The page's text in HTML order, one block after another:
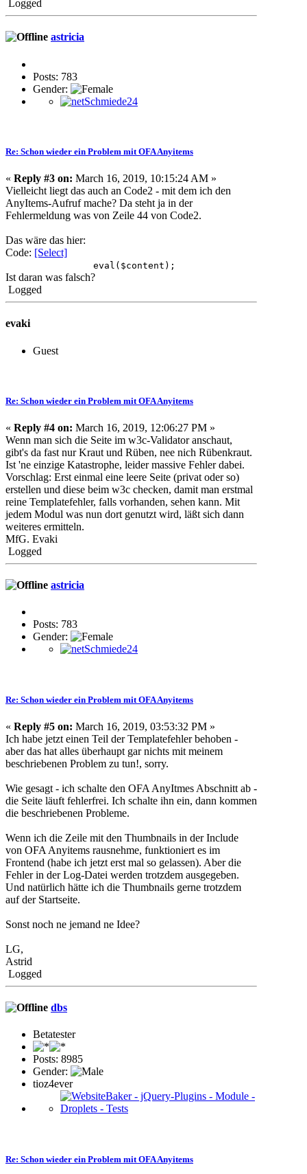
Logged
astricia
Posts: 783
Gender:
Re: Schon wieder ein Problem mit OFA Anyitems
« Reply #3 on: March 16, 2019, 10:15:24 AM »
Vielleicht liegt das auch an Code2 - mit dem ich den
AnyItems-Aufruf mache? Da steht ja in der
Fehlermeldung was von Zeile 44 von Code2.
Das wäre das hier:
Code: [Select]
eval($content);
Ist daran was falsch?
Logged
evaki
Guest
Re: Schon wieder ein Problem mit OFA Anyitems
« Reply #4 on: March 16, 2019, 12:06:27 PM »
Wenn man sich die Seite im w3c-Validator anschaut,
gibt's da fast nur Kraut und Rüben, nee nich Rübenkraut.
Ist 'ne einzige Katastrophe, leider massive Fehler dabei.
Vorschlag: Erst einmal eine leere Seite (privat oder so)
erstellen und diese beim w3c checken, damit man erstmal
reine Templatefehler, falls vorhanden, sehen kann. Mit
jedem Modul was nun dort genutzt wird, läßt sich dann
weiteres ermitteln.
MfG. Evaki
Logged
astricia
Posts: 783
Gender:
Re: Schon wieder ein Problem mit OFA Anyitems
« Reply #5 on: March 16, 2019, 03:53:32 PM »
Ich habe jetzt einen Teil der Templatefehler behoben -
aber das hat alles überhaupt gar nichts mit meinem
beschriebenen Problem zu tun!, sorry.
Wie gesagt - ich schalte den OFA AnyItmes Abschnitt ab -
die Seite läuft fehlerfrei. Ich schalte ihn ein, dann kommen
die beschriebenen Probleme.
Wenn ich die Zeile mit den Thumbnails in der Include
von OFA Anyitems rausnehme, funktioniert es im
Frontend (habe ich jetzt erst mal so gelassen). Aber die
Fehler in der Log-Datei werden trotzdem ausgegeben.
Und natürlich hätte ich die Thumbnails gerne trotzdem
auf der Startseite.
Sonst noch ne jemand ne Idee?
LG,
Astrid
Logged
dbs
Betatester
Posts: 8985
Gender:
tioz4ever
Re: Schon wieder ein Problem mit OFA Anyitems